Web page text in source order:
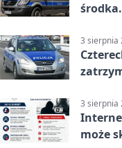
3 sierpnia
3 sierpnia
może